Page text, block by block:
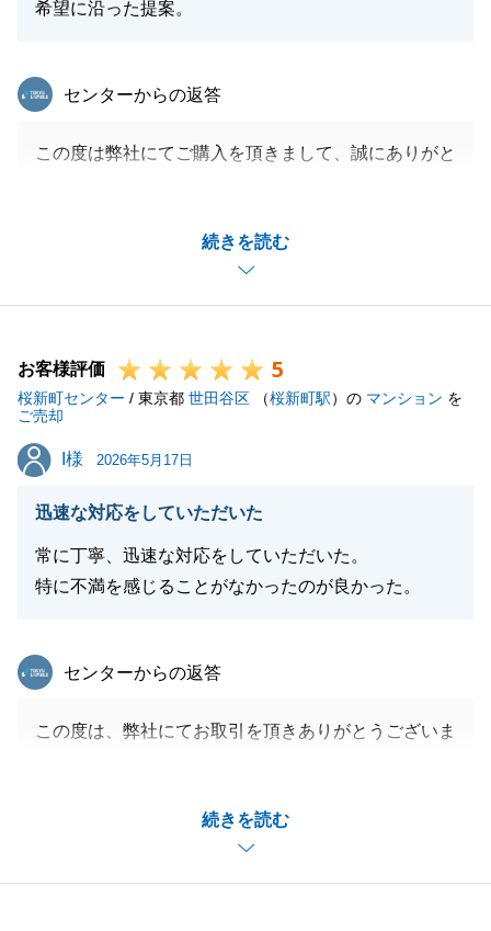
希望に沿った提案。
続きを読む
東急リバブル
センターからの返答
この度は弊社にてご購入を頂きまして、誠にありがと
引続き、どうぞ宜しくお願い申し上げます。
閉じる
お客様評価 5
桜新町センター / 東京都 世田谷区 （桜新町駅）の マンション を
ご売却
I様
I様 2026年5月17日
迅速な対応をしていただいた
常に丁寧、迅速な対応をしていただいた。
特に不満を感じることがなかったのが良かった。
続きを読む
東急リバブル
センターからの返答
この度は、弊社にてお取引を頂きありがとうございま
売却も成約することが出来ましてホッとしています。
お住み替え先のお引っ越し前に買主様が見つかったこ
とも良かったです。